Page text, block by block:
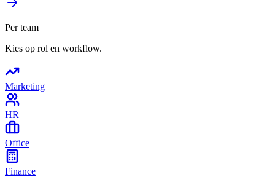
Per team
Kies op rol en workflow.
Marketing
HR
Office
Finance